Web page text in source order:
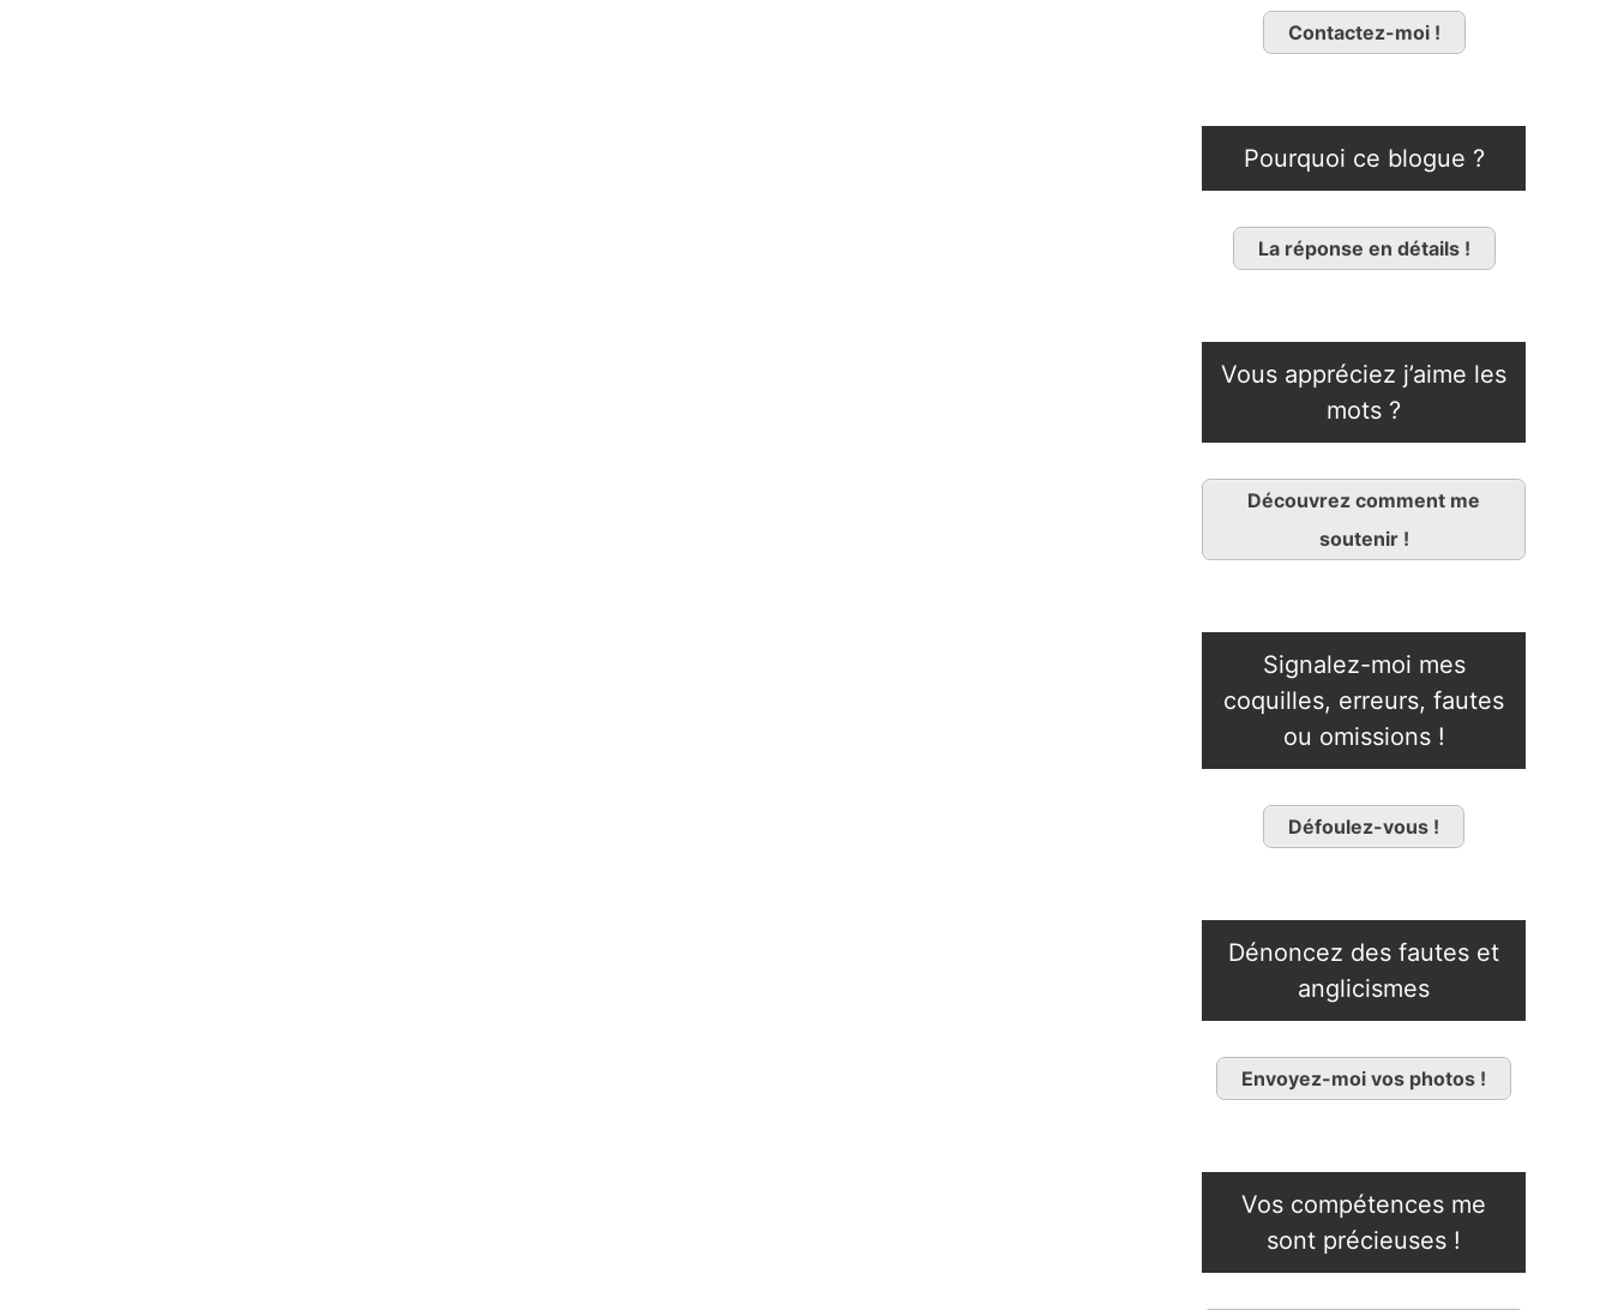
Contactez-moi !
Pourquoi ce blogue ?
La réponse en détails !
Vous appréciez j’aime les
mots ?
Découvrez comment me
soutenir !
Signalez-moi mes
coquilles, erreurs, fautes
ou omissions !
Défoulez-vous !
Dénoncez des fautes et
anglicismes
Envoyez-moi vos photos !
Vos compétences me
sont précieuses !